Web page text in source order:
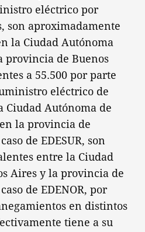
eléctrico por
son aproximadamente
la Ciudad Autónoma
provincia de Buenos
a 55.500 por parte
eléctrico de
Ciudad Autónoma de
la provincia de
de EDESUR, son
entre la Ciudad
Aires y la provincia de
de EDENOR, por
en distintos
tiene a su